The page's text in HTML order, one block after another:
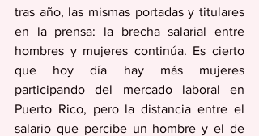
tras año, las mismas portadas y titulares
en la prensa: la brecha salarial entre
hombres y mujeres continúa. Es cierto
que hoy día hay más mujeres
participando del mercado laboral en
Puerto Rico, pero la distancia entre el
salario que percibe un hombre y el de